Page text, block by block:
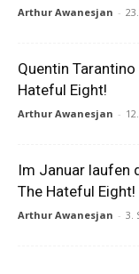
Arthur Awanesjan -
Quentin
Hateful Eight!
Arthur Awanesjan -
Im Januar laufen
The Hateful Eight!
Arthur Awanesjan - 3.